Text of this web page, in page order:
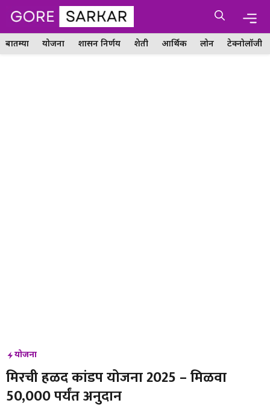
Skip
content
बातम्या योजना शासन निर्णय शेती आर्थिक लोन टेक्नोलॉजी
योजना
मिरची हळद कांडप योजना 2025 – मिळवा
₹50,000 पर्यंत अनुदान